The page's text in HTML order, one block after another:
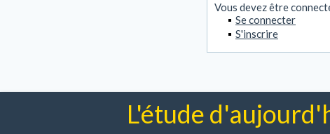
Vous devez être
Se connecter
S'inscrire
L'étude